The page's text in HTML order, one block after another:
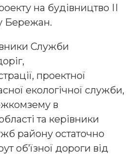
на будівництво ІІ
Бережан.
Служби
проектної
екологічної служби,
в
та керівники
району остаточно
об’їзної дороги від